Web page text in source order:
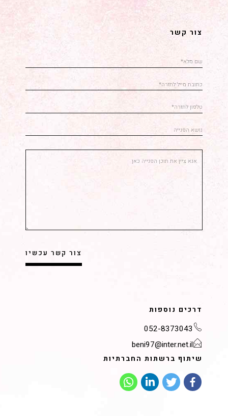
צור קשר
דרכים נוספות
052-8373043
beni97@inter.net.il
שיתוף ברשתות החברתיות